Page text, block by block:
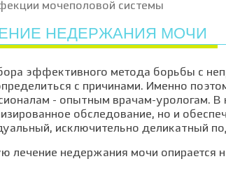
мочеполовой системы
НЕДЕРЖАНИЯ МОЧИ
эффективного метода борьбы с
с причинами. Именно
- опытным врачам-урологам. В
обследование, но и
исключительно деликатный
лечение недержания мочи опирается